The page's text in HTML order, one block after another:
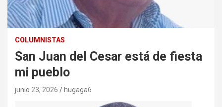
COLUMNISTAS
San Juan del Cesar está de fiesta
mi pueblo
junio 23, 2026 hugaga6